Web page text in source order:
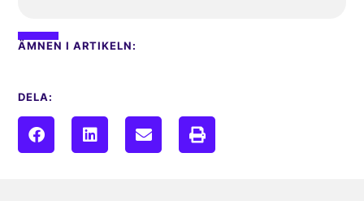
ÄMNEN I ARTIKELN:
DELA: